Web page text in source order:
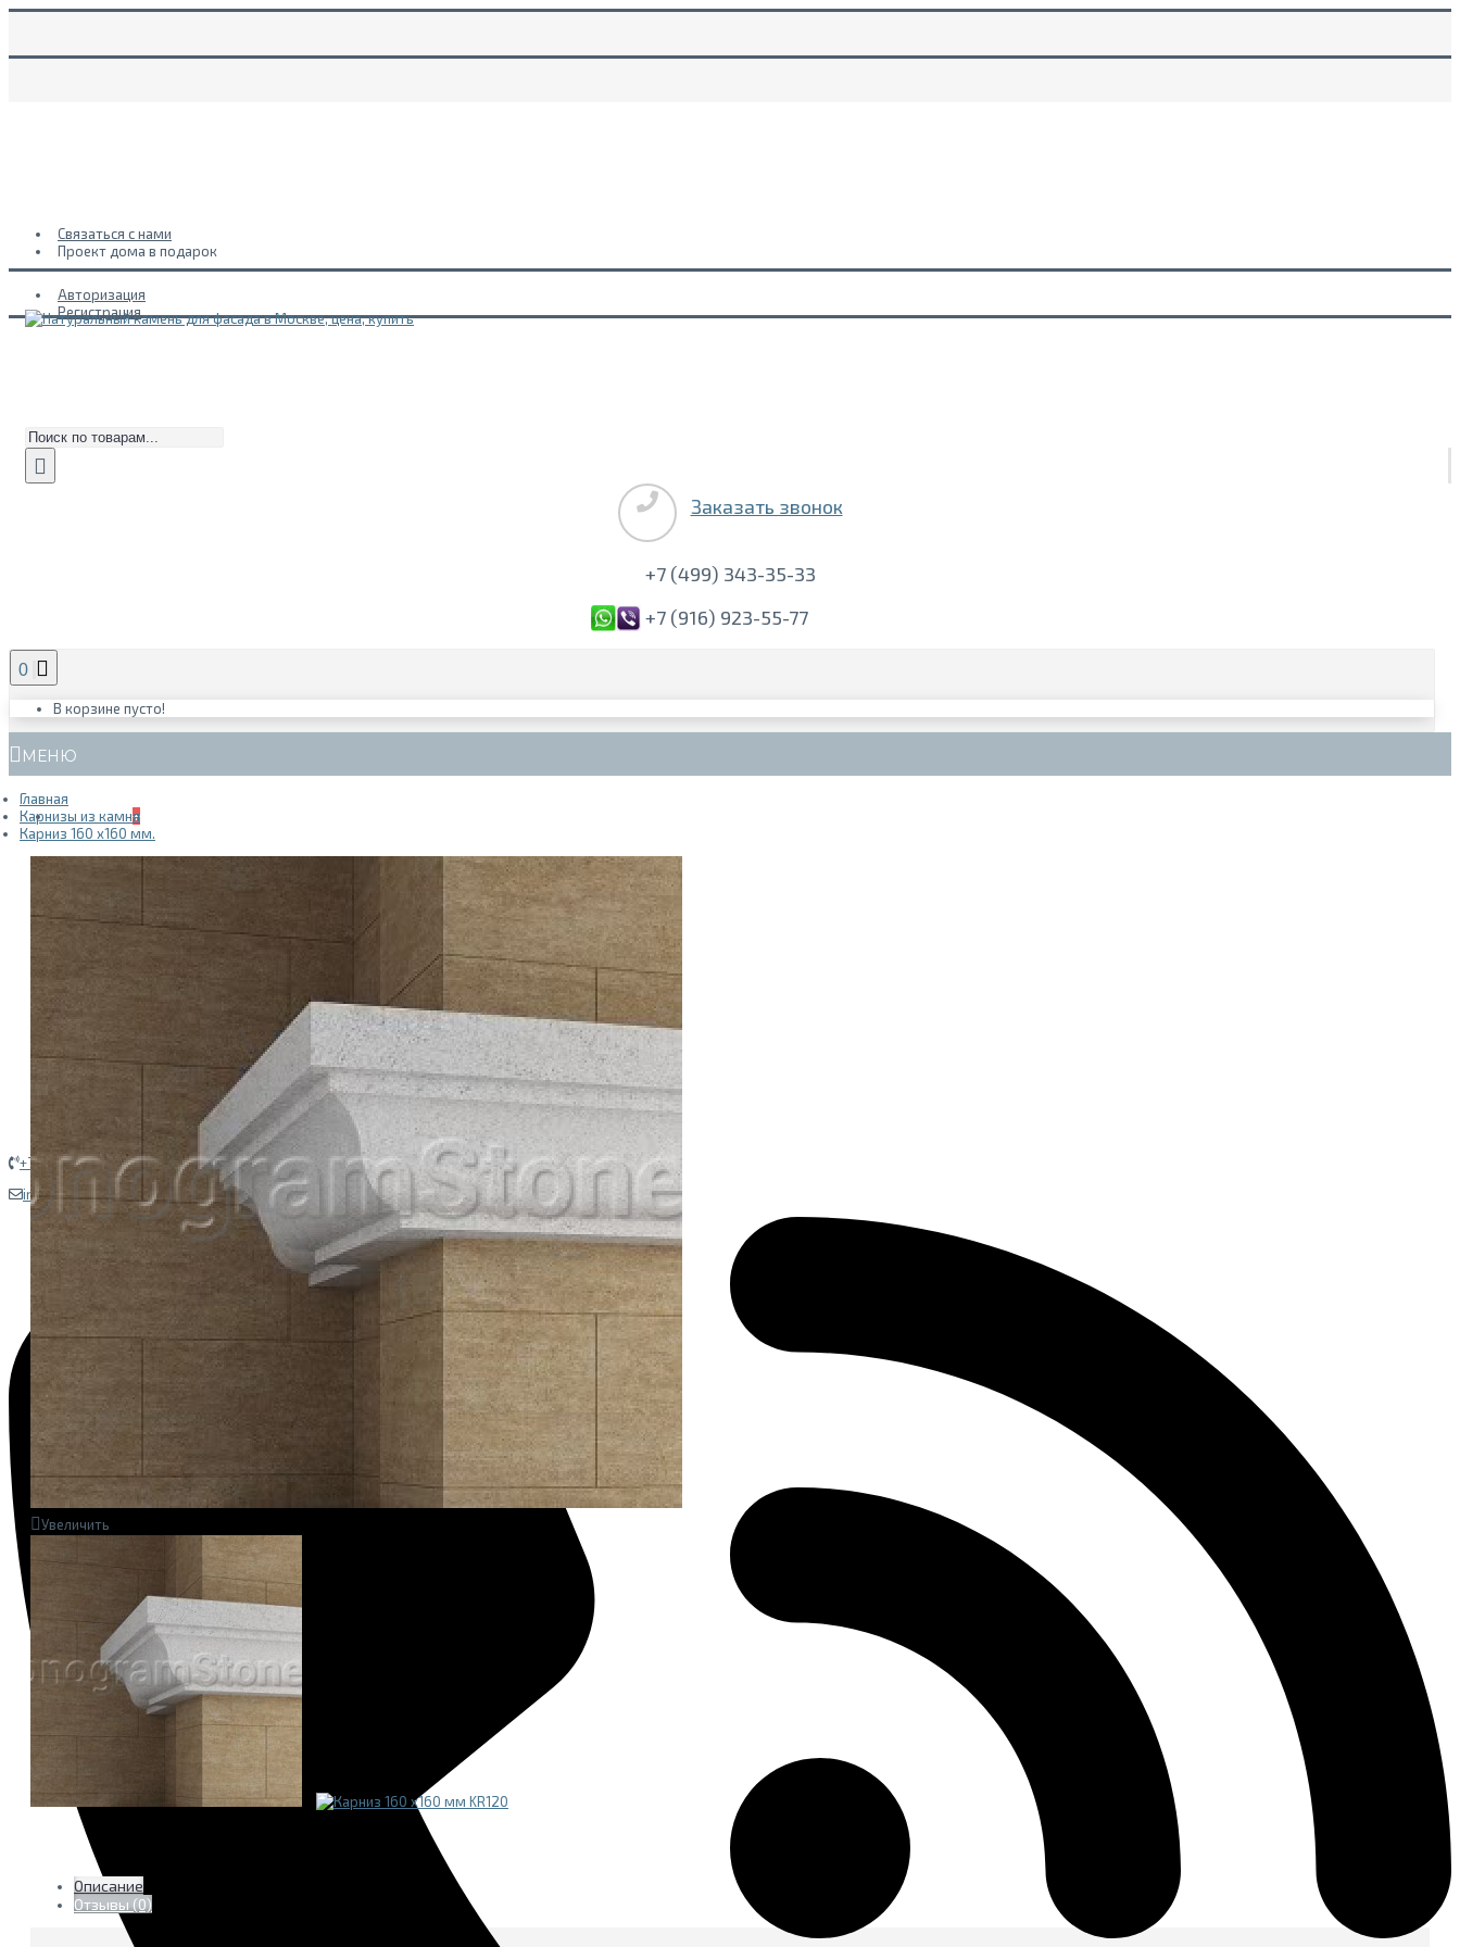
Связаться с нами
Проект дома в подарок
Авторизация
Регистрация
Заказать звонок
+7 (499) 343-35-33
+7 (916) 923-55-77
0
В корзине пусто!
МЕНЮ
ГЛАВНАЯ+
КАМЕНЬ В ИНТЕРЬЕРЕ
ДИЗАЙН И МОНТАЖ
ДАГЕСТАНСКИЙ КАМЕНЬ
ГАЛЕРЕЯ +
КОНТАКТЫ
+7(916) 923-55-77
info@monogramstone.ru
Главная
Карнизы из камня
Карниз 160 х160 мм.
Увеличить
Описание
Отзывы (0)